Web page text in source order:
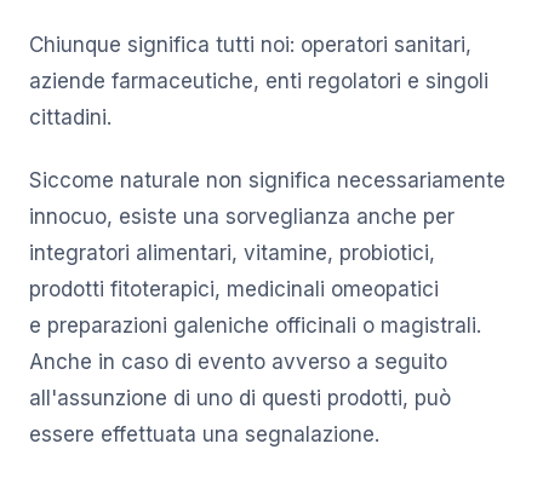
Chiunque significa tutti noi: operatori sanitari,
aziende farmaceutiche, enti regolatori e singoli
cittadini.
Siccome naturale non significa necessariamente
innocuo, esiste una sorveglianza anche per
integratori alimentari, vitamine, probiotici,
prodotti fitoterapici, medicinali omeopatici
e preparazioni galeniche officinali o magistrali.
Anche in caso di evento avverso a seguito
all'assunzione di uno di questi prodotti, può
essere effettuata una segnalazione.